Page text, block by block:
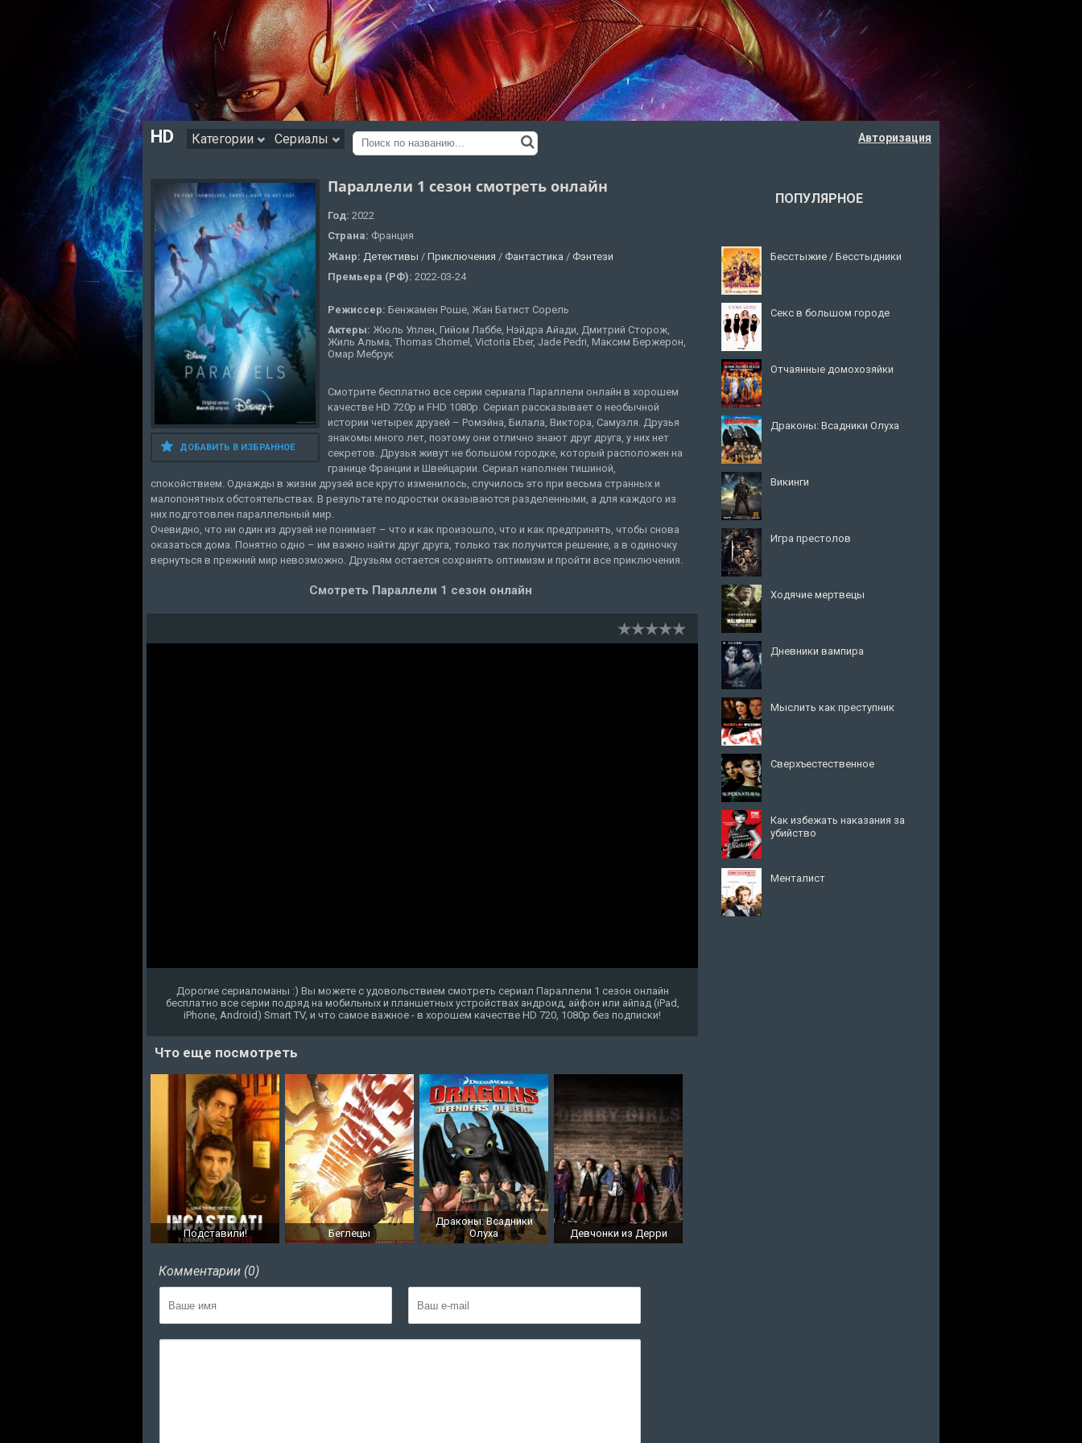
HD Категории Сериалы Авторизация
ДОБАВИТЬ В ИЗБРАННОЕ
Параллели 1 сезон смотреть онлайн
Год: 2022
Страна: Франция
Жанр: Детективы / Приключения / Фантастика / Фэнтези
Премьера (РФ): 2022-03-24
Режиссер: Бенжамен Роше, Жан Батист Сорель
Актеры: Жюль Уплен, Гийом Лаббе, Нэйдра Айади, Дмитрий Сторож,
Жиль Альма, Thomas Chomel, Victoria Eber, Jade Pedri, Максим Бержерон,
Омар Мебрук
Смотрите бесплатно все серии сериала Параллели онлайн в хорошем
качестве HD 720p и FHD 1080p. Сериал рассказывает о необычной
истории четырех друзей – Ромэйна, Билала, Виктора, Самуэля. Друзья
знакомы много лет, поэтому они отлично знают друг друга, у них нет
секретов. Друзья живут не большом городке, который расположен на
границе Франции и Швейцарии. Сериал наполнен тишиной,
спокойствием. Однажды в жизни друзей все круто изменилось, случилось это при весьма странных и
малопонятных обстоятельствах. В результате подростки оказываются разделенными, а для каждого из
них подготовлен параллельный мир.
Очевидно, что ни один из друзей не понимает – что и как произошло, что и как предпринять, чтобы снова
оказаться дома. Понятно одно – им важно найти друг друга, только так получится решение, а в одиночку
вернуться в прежний мир невозможно. Друзьям остается сохранять оптимизм и пройти все приключения.
Смотреть Параллели 1 сезон онлайн
Дорогие сериаломаны :) Вы можете с удовольствием смотреть сериал Параллели 1 сезон онлайн
бесплатно все серии подряд на мобильных и планшетных устройствах андроид, айфон или айпад (iPad,
iPhone, Android) Smart TV, и что самое важное - в хорошем качестве HD 720, 1080p без подписки!
Что еще посмотреть
Подставили! Беглецы
Драконы: Всадники
Олуха
Девчонки из Дерри
Комментарии (0)
ПОПУЛЯРНОЕ
Бесстыжие / Бесстыдники
Секс в большом городе
Отчаянные домохозяйки
Драконы: Всадники Олуха
Викинги
Игра престолов
Ходячие мертвецы
Дневники вампира
Мыслить как преступник
Сверхъестественное
Как избежать наказания за
убийство
Менталист